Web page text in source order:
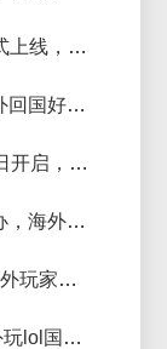
《上古世纪 S：自由海峡》27年正式上线，免费加速器推荐
《天堂：血统》删档测试开启，海外回国好用的加速器推荐
《冒险岛》怀旧服国际服二测8月4日开启，玩冒险岛国际服加速器推荐
《雾影猎人》进游戏卡顿掉线怎么办，海外玩《雾影猎人》国服好用的加速器推荐
腾讯《灰境行者》国服9月测试，海外玩家延迟高进不去游戏用什么加速器
《lol》经典模式7月30日回归，海外玩lol国服加速器用哪个好？